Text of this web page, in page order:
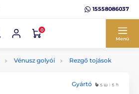
15558086037
0
Menü
Vénusz golyói Rezgő tojások
Gyártó